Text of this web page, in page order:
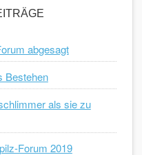
abgesagt
Bestehen
als sie zu
Forum 2019